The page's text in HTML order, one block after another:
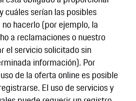
cuáles serían las posibles
hacerlo (por ejemplo, la
a reclamaciones o nuestro
el servicio solicitado sin
información). Por
de la oferta online es posible
El uso de servicios y